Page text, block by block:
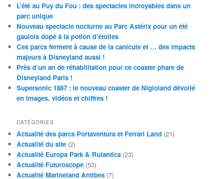
L’été au Puy du Fou : des spectacles incroyables dans un
parc unique
Nouveau spectacle nocturne au Parc Astérix pour un été
gaulois dopé à la potion d’étoiles
Ces parcs ferment à cause de la canicule et … des impacts
majeurs à Disneyland aussi !
Près d’un an de réhabilitation pour ce coaster phare de
Disneyland Paris !
Supersonic 1887 : le nouveau coaster de Nigloland dévoilé
en images, vidéos et chiffres !
CATÉGORIES
Actualité des parcs Portaventura et Ferrari Land (21)
Actualité du site (2)
Actualité Europa Park & Rulantica (23)
Actualité Futuroscope (53)
Actualité Marineland Antibes (7)